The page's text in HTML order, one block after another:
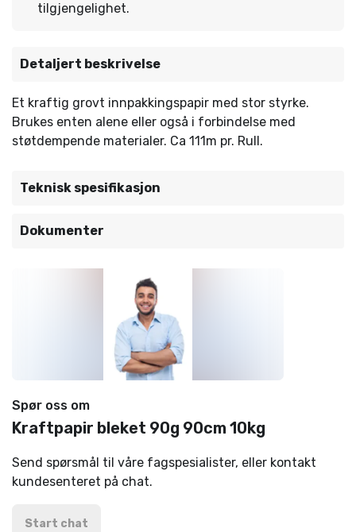
tilgjengelighet.
Detaljert beskrivelse
Et kraftig grovt innpakkingspapir med stor styrke.
Brukes enten alene eller også i forbindelse med
støtdempende materialer. Ca 111m pr. Rull.
Teknisk spesifikasjon
Dokumenter
Spør oss om
Kraftpapir bleket 90g 90cm 10kg
Send spørsmål til våre fagspesialister, eller kontakt
kundesenteret på chat.
Start chat